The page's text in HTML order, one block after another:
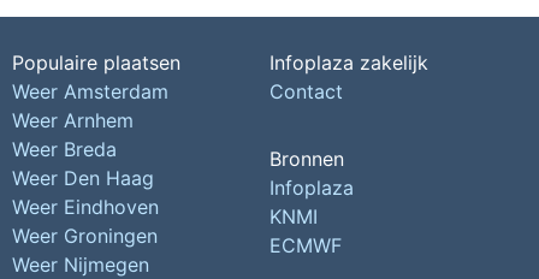
Populaire plaatsen
Weer Amsterdam
Weer Arnhem
Weer Breda
Weer Den Haag
Weer Eindhoven
Weer Groningen
Weer Nijmegen
Infoplaza zakelijk
Contact
Bronnen
Infoplaza
KNMI
ECMWF